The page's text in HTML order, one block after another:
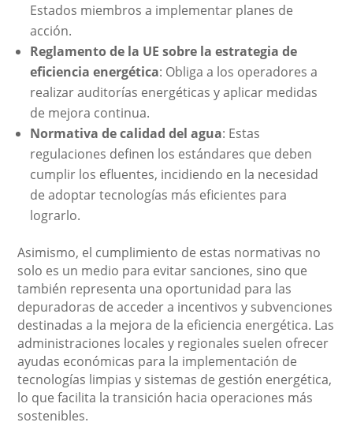
Estados miembros a implementar planes de
acción.
Reglamento de la UE sobre la estrategia de
eficiencia energética: Obliga a los operadores a
realizar auditorías energéticas y aplicar medidas
de mejora continua.
Normativa de calidad del agua: Estas
regulaciones definen los estándares que deben
cumplir los efluentes, incidiendo en la necesidad
de adoptar tecnologías más eficientes para
lograrlo.
Asimismo, el cumplimiento de estas normativas no
solo es un medio para evitar sanciones, sino que
también representa una oportunidad para las
depuradoras de acceder a incentivos y subvenciones
destinadas a la mejora de la eficiencia energética. Las
administraciones locales y regionales suelen ofrecer
ayudas económicas para la implementación de
tecnologías limpias y sistemas de gestión energética,
lo que facilita la transición hacia operaciones más
sostenibles.